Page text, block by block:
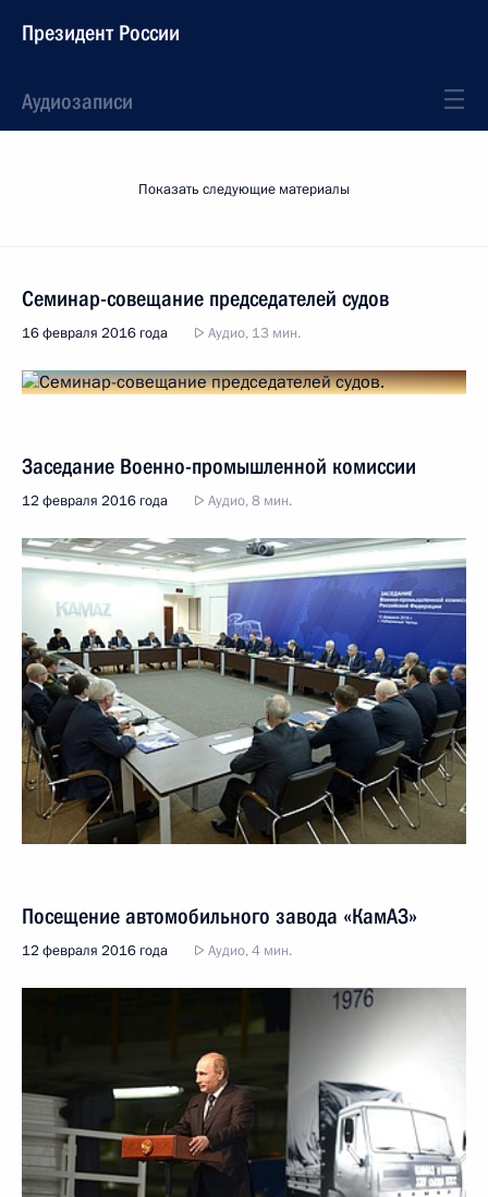
Президент России
Аудиозаписи
Показать следующие материалы
Семинар-совещание председателей судов
16 февраля 2016 года Аудио, 13 мин.
Заседание Военно-промышленной комиссии
12 февраля 2016 года Аудио, 8 мин.
Посещение автомобильного завода «КамАЗ»
12 февраля 2016 года Аудио, 4 мин.